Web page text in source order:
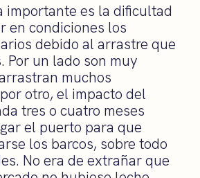
importante es la dificultad
en condiciones los
debido al arrastre que
Por un lado son muy
muchos
otro, el impacto del
tres o cuatro meses
el puerto para que
los barcos, sobre todo
No era de extrañar que